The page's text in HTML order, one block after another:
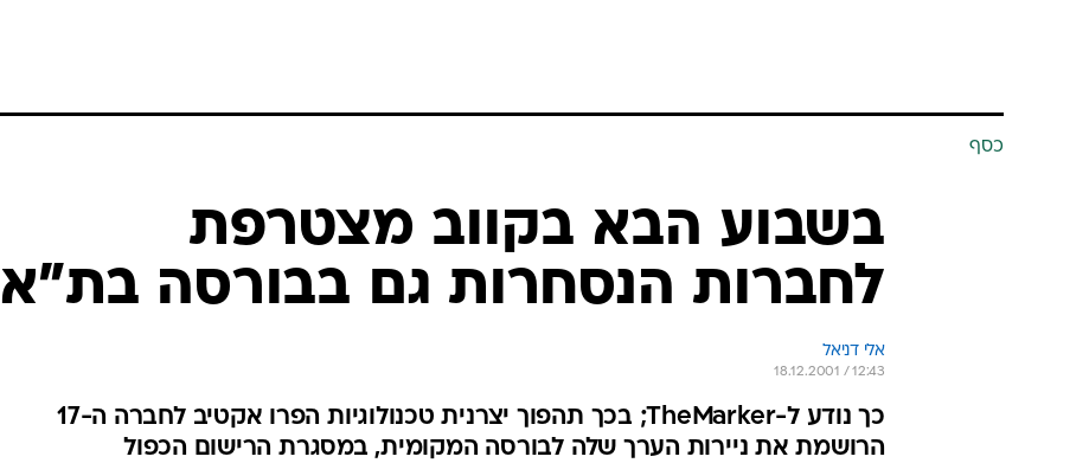
כסף
בשבוע הבא בקווב מצטרפת
לחברות הנסחרות גם בבורסה בת"א
אלי דניאל
18.12.2001 / 12:43
כך נודע ל-TheMarker; בכך תהפוך יצרנית טכנולוגיות הפרו אקטיב לחברה ה-17
הרושמת את ניירות הערך שלה לבורסה המקומית, במסגרת הרישום הכפול